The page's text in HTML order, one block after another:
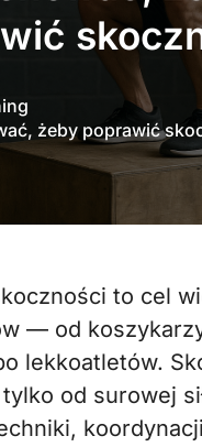
żeby poprawić
— od
lekkoatletów.
od surowej